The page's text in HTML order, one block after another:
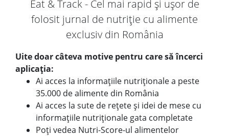
Eat & Track - Cel mai rapid și ușor de
folosit jurnal de nutriție cu alimente
exclusiv din România
Uite doar câteva motive pentru care să încerci
aplicația:
Ai acces la informațiile nutriționale a peste
35.000 de alimente din România
Ai acces la sute de rețete și idei de mese cu
informațiile nutriționale gata completate
Poți vedea Nutri-Score-ul alimentelor